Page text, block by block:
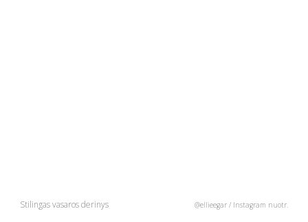
Stilingas vasaros derinys @ellieegar / Instagram nuotr.